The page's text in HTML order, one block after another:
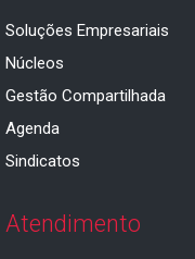
Soluções Empresariais
Núcleos
Gestão Compartilhada
Agenda
Sindicatos
Atendimento